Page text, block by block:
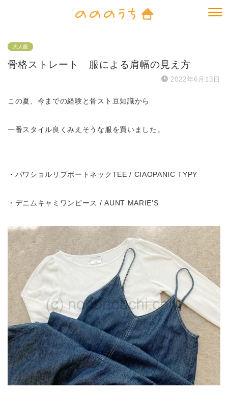
大人服
骨格ストレート 服による肩幅の見え方
2022年6月13日
この夏、今までの経験と骨スト豆知識から
一番スタイル良くみえそうな服を買いました。
・パワショルリブボートネックTEE / CIAOPANIC TYPY
・デニムキャミワンピース / AUNT MARIE’S